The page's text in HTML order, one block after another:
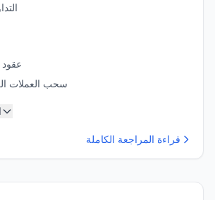
سحب العملات
قراءة المراجعة الكاملة